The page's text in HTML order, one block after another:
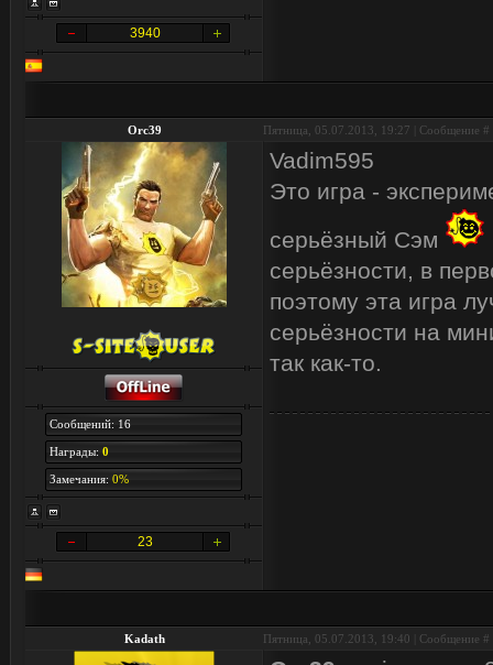
3940
Orc39 Пятница, 05.07.2013, 19:27 | Сообщение #
Сообщений: 16
Награды: 0
Замечания: 0%
23
Vadim595
Это игра -
серьёзный Сэм
серьёзности, в
поэтому эта игра
серьёзности на
так как-то.
Kadath Пятница, 05.07.2013, 19:40 | Сообщение #